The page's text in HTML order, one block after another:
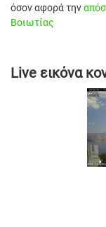
όσον αφορά την
Βοιωτίας
Live εικόνα